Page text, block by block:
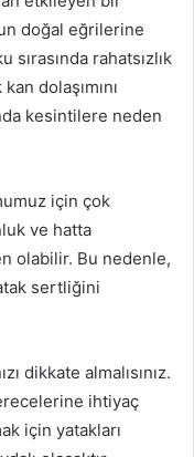
doğal eğrilerine
rahatsızlık
dolaşımını
kesintilere neden
için çok
ve hatta
olabilir. Bu nedenle,
sertliğini
dikkate almalısınız.
ihtiyaç
için yatakları